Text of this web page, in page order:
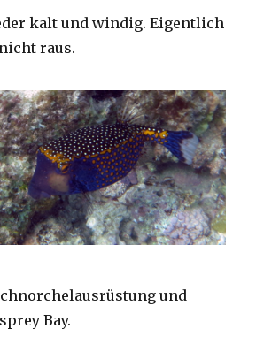
kalt und windig. Eigentlich
raus.
und
Bay.